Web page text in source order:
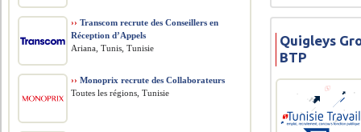
Quigleys
BTP
›› Transcom recrute des Conseillers en
Réception d’Appels
Ariana, Tunis, Tunisie
›› Monoprix recrute des Collaborateurs
Toutes les régions, Tunisie